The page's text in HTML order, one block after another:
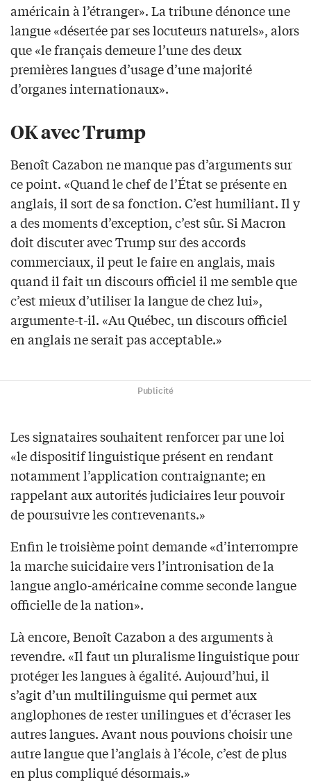
américain à l’étranger». La tribune dénonce une
langue «désertée par ses locuteurs naturels», alors
que «le français demeure l’une des deux
premières langues d’usage d’une majorité
d’organes internationaux».
OK avec Trump
Benoît Cazabon ne manque pas d’arguments sur
ce point. «Quand le chef de l’État se présente en
anglais, il sort de sa fonction. C’est humiliant. Il y
a des moments d’exception, c’est sûr. Si Macron
doit discuter avec Trump sur des accords
commerciaux, il peut le faire en anglais, mais
quand il fait un discours officiel il me semble que
c’est mieux d’utiliser la langue de chez lui»,
argumente-t-il. «Au Québec, un discours officiel
en anglais ne serait pas acceptable.»
Publicité
Les signataires souhaitent renforcer par une loi
«le dispositif linguistique présent en rendant
notamment l’application contraignante; en
rappelant aux autorités judiciaires leur pouvoir
de poursuivre les contrevenants.»
Enfin le troisième point demande «d’interrompre
la marche suicidaire vers l’intronisation de la
langue anglo-américaine comme seconde langue
officielle de la nation».
Là encore, Benoît Cazabon a des arguments à
revendre. «Il faut un pluralisme linguistique pour
protéger les langues à égalité. Aujourd’hui, il
s’agit d’un multilinguisme qui permet aux
anglophones de rester unilingues et d’écraser les
autres langues. Avant nous pouvions choisir une
autre langue que l’anglais à l’école, c’est de plus
en plus compliqué désormais.»